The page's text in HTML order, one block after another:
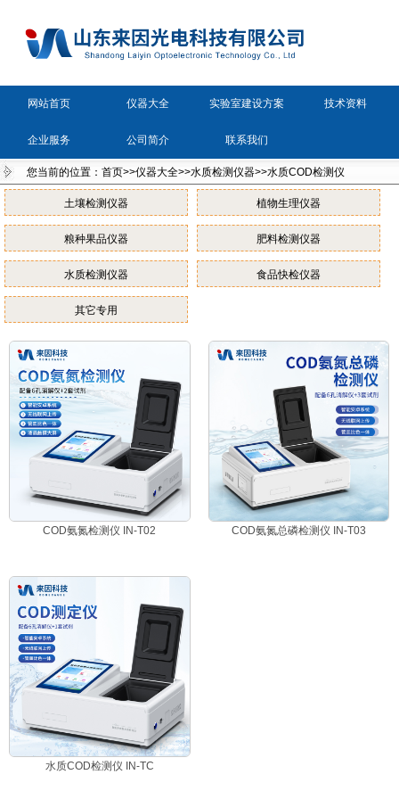
网站首页 仪器大全 实验室建设方案 技术资料
企业服务 公司简介 联系我们
您当前的位置： 首页>>仪器大全>>水质检测仪器>>水质COD检测仪
土壤检测仪器 植物生理仪器
粮种果品仪器 肥料检测仪器
水质检测仪器 食品快检仪器
其它专用
COD氨氮检测仪 IN-T02 COD氨氮总磷检测仪 IN-T03
水质COD检测仪 IN-TC